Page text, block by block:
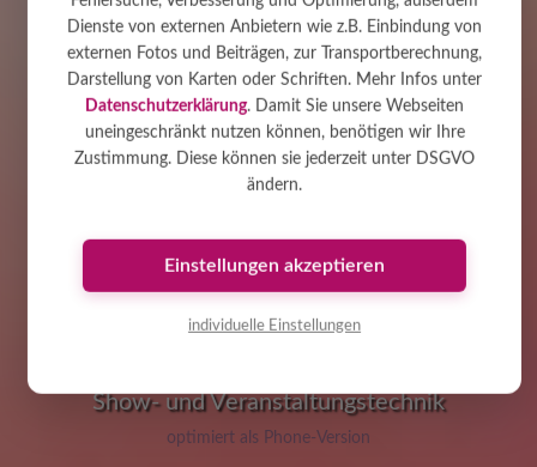
ATLANTIS Ton- und
Lichtsysteme
73035 Göppingen-Faurndau
optimiert als Phone-Version
Dienste von externen Anbietern wie z.B. Einbindung von
externen Fotos und Beiträgen, zur Transportberechnung,
Darstellung von Karten oder Schriften. Mehr Infos unter
Datenschutzerklärung. Damit Sie unsere Webseiten
uneingeschränkt nutzen können, benötigen wir Ihre
Zustimmung. Diese können sie jederzeit unter DSGVO
ändern.
Einstellungen akzeptieren
individuelle Einstellungen